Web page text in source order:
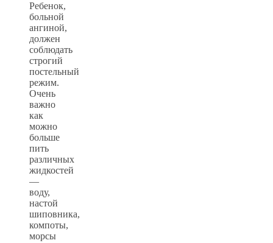
Ребенок,
больной
ангиной,
должен
соблюдать
строгий
постельный
режим.
Очень
важно
как
можно
больше
пить
различных
жидкостей
—
воду,
настой
шиповника,
компоты,
морсы